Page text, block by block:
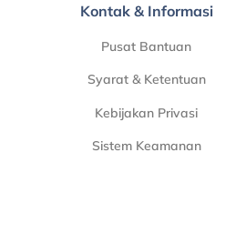
Kontak & Informasi
Pusat Bantuan
Syarat & Ketentuan
Kebijakan Privasi
Sistem Keamanan